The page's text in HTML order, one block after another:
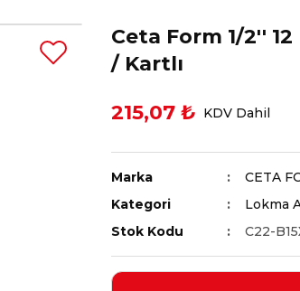
Ceta Form 1/2''
/ Kartlı
215,07 ₺ KDV Dahil
Marka
CETA
Kategori
Lokma
Stok Kodu
C22-